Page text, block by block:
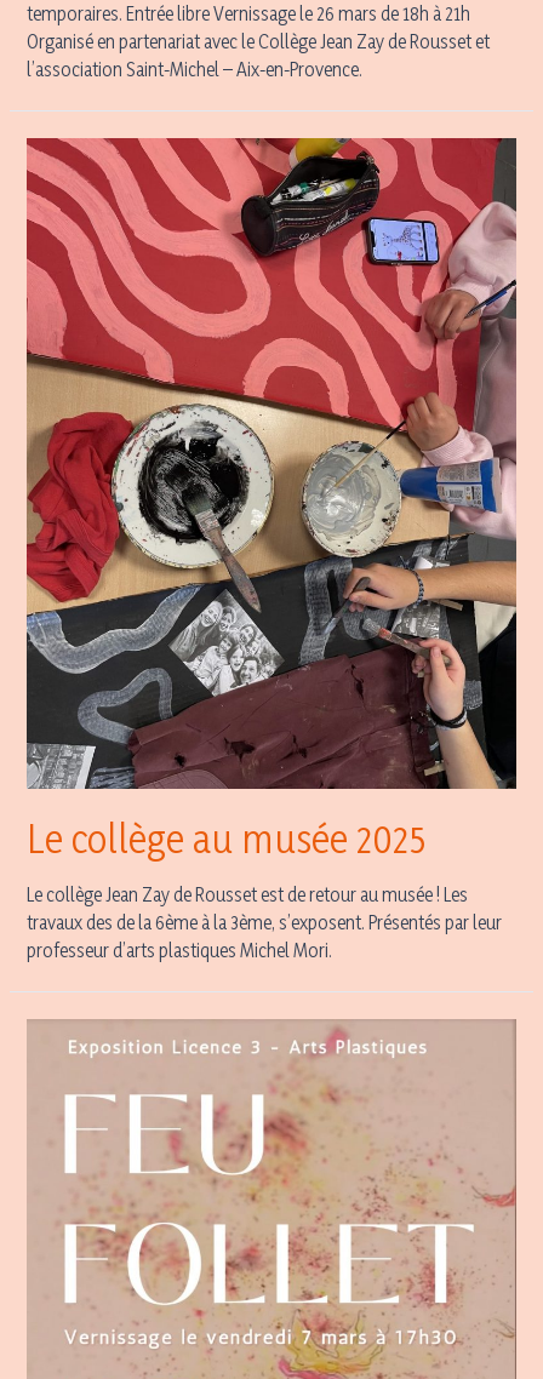
temporaires. Entrée libre Vernissage le 26 mars de 18h à 21h
Organisé en partenariat avec le Collège Jean Zay de Rousset et
l’association Saint-Michel – Aix-en-Provence.
Le collège au musée 2025
Le collège Jean Zay de Rousset est de retour au musée ! Les
travaux des de la 6ème à la 3ème, s’exposent. Présentés par leur
professeur d’arts plastiques Michel Mori.